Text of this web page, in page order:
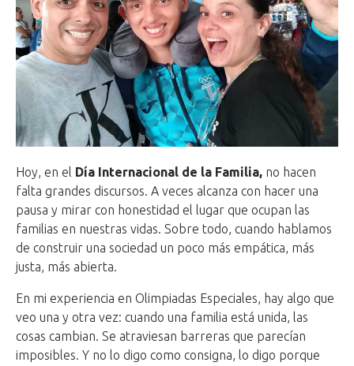
Hoy, en el Día Internacional de la Familia, no hacen
falta grandes discursos. A veces alcanza con hacer una
pausa y mirar con honestidad el lugar que ocupan las
familias en nuestras vidas. Sobre todo, cuando hablamos
de construir una sociedad un poco más empática, más
justa, más abierta.
En mi experiencia en Olimpiadas Especiales, hay algo que
veo una y otra vez: cuando una familia está unida, las
cosas cambian. Se atraviesan barreras que parecían
imposibles. Y no lo digo como consigna, lo digo porque